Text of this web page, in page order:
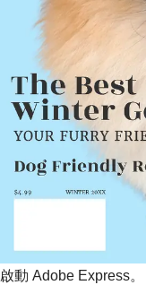
啟動 Adobe Express。